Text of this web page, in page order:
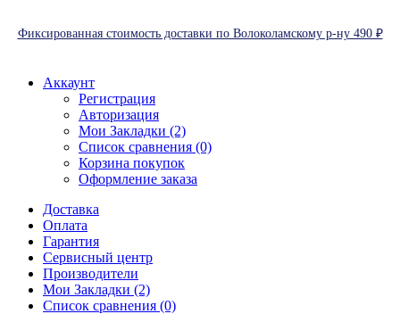
Фиксированная стоимость доставки по Волоколамскому р-ну 490 ₽
Аккаунт
Регистрация
Авторизация
Мои Закладки (2)
Список сравнения (0)
Корзина покупок
Оформление заказа
Доставка
Оплата
Гарантия
Сервисный центр
Производители
Мои Закладки (2)
Список сравнения (0)